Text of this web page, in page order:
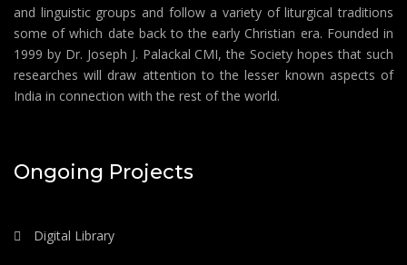
and linguistic groups and follow a variety of liturgical traditions
some of which date back to the early Christian era. Founded in
1999 by Dr. Joseph J. Palackal CMI, the Society hopes that such
researches will draw attention to the lesser known aspects of
India in connection with the rest of the world.
Ongoing Projects
Digital Library